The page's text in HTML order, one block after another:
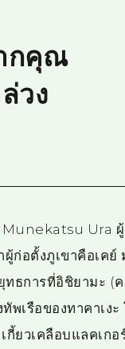
กคุณ
วง
Munekatsu Ura ผู้
ก่อตั้งภูเขาคือเคย์
ธการที่อิชิยามะ (ค
พเรือของทาคาเงะ
กี้ยวเคลือบแลคเกอ